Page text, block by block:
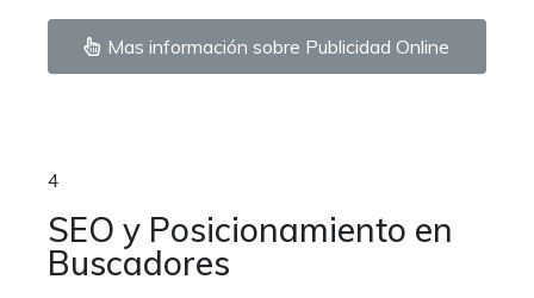
Mas información sobre Publicidad Online
4
SEO y Posicionamiento en
Buscadores